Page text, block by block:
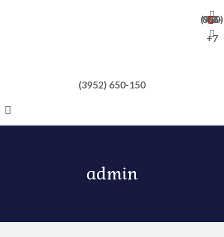
+7 (950) 065-47-82
+7
(3952) 650-150
admin